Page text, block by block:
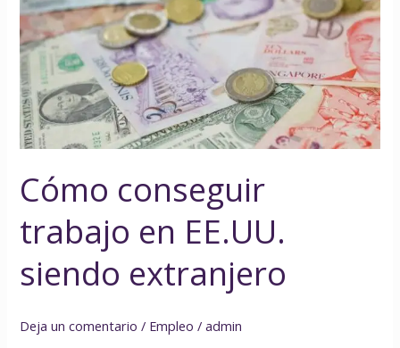
Cómo conseguir
trabajo en EE.UU.
siendo extranjero
Deja un comentario / Empleo /admin
trabajo
en
EE.UU.
siendo
extranjero